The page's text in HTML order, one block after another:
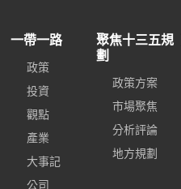
一帶一路
政策
投資
觀點
產業
大事記
公司
聚焦十三五規
劃
政策方案
市場聚焦
分析評論
地方規劃